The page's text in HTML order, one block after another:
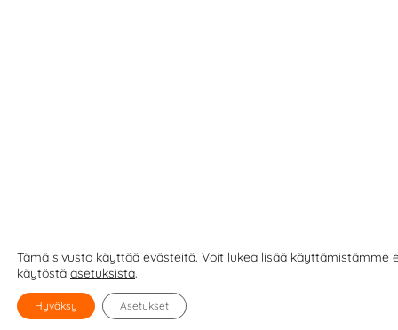
Tämä sivusto käyttää evästeitä. Voit lukea lisää käyttämistämme
käytöstä asetuksista.
Hyväksy Asetukset